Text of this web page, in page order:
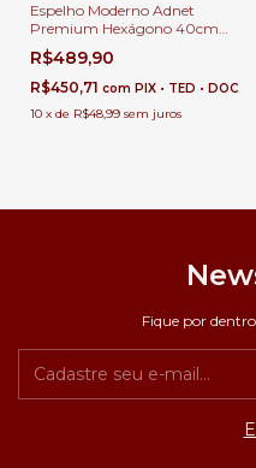
Espelho Moderno Adnet
Premium Hexágono 40cm
com LED Touch e Alça de
Couro Para Banheiro,
Penteadeira, Salão de Beleza e
Lojas
R$489,90
R$450,71 com PIX • TED • DOC
10 x de R$48,99 sem juros
Fique por